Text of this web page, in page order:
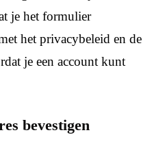
je het formulier
het privacybeleid en de
je een account kunt
bevestigen